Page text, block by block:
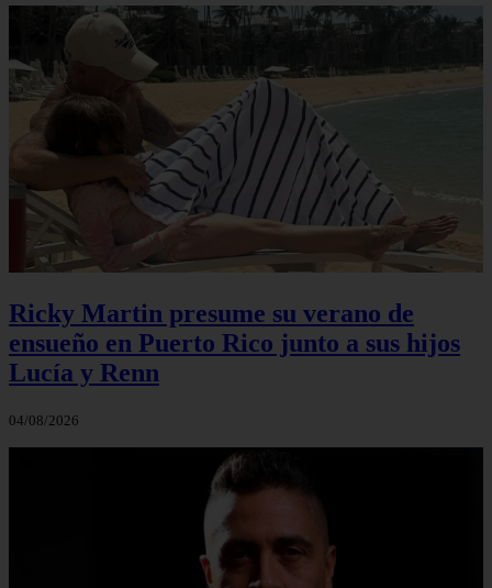
Ricky Martin presume su verano de
ensueño en Puerto Rico junto a sus hijos
Lucía y Renn
04/08/2026